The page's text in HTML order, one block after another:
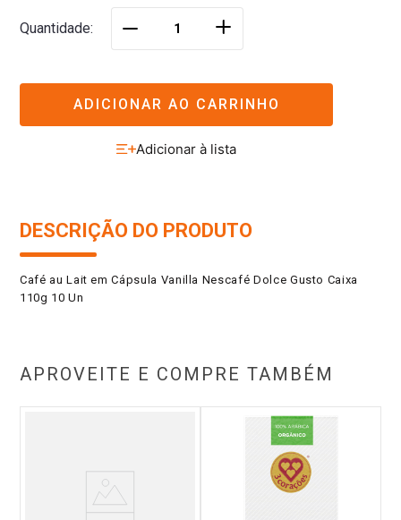
Quantidade ＋
ADICIONAR AO CARRINHO
DESCRIÇÃO DO PRODUTO
Café au Lait em Cápsula Vanilla Nescafé Dolce Gusto Caixa
110g 10 Un
APROVEITE E COMPRE TAMBÉM